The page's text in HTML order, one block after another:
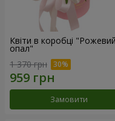
Квіти в коробці "Рожевий
опал"
1 370 грн
Замовити